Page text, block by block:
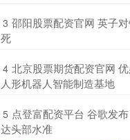
3 邵阳股票配资官网 英子
死
4 北京股票期货配资官网
人形机器人智能制造基地
5 点登富配资平台 谷歌发
达头部水准